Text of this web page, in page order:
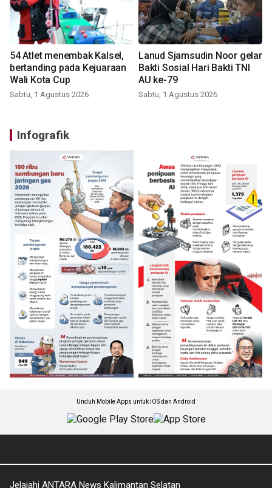
54 Atlet menembak Kalsel,
bertanding pada Kejuaraan
Wali Kota Cup
Sabtu, 1 Agustus 2026
Lanud Sjamsudin Noor gelar
Bakti Sosial Hari Bakti TNI
AU ke-79
Sabtu, 1 Agustus 2026
Infografik
Unduh Mobile Apps untuk iOS dan Android
Jelajahi ANTARA News Kalimantan Selatan